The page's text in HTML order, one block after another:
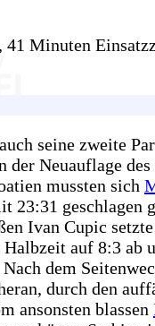
41 Minuten
seine zweite
der Neuauflage
mussten sich
23:31 geschlagen
Ivan Cupic
auf 8:3 ab
dem
durch den
ansonsten blassen